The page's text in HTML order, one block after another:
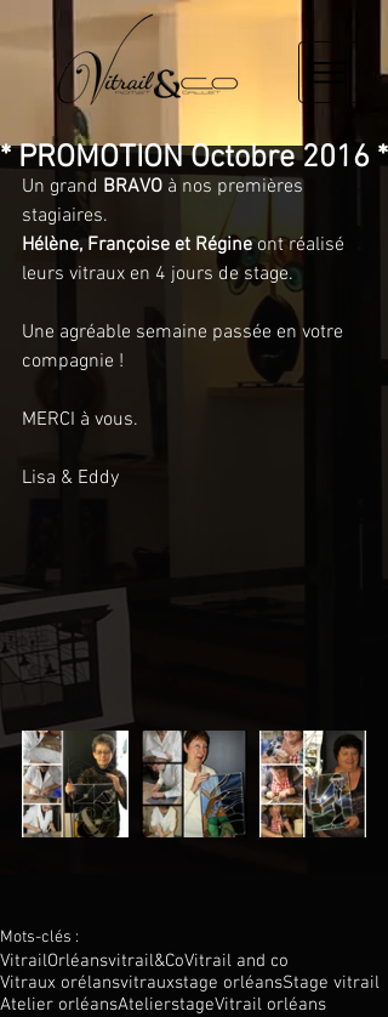
* PROMOTION Octobre 2016 *
Un grand BRAVO à nos premières
stagiaires.
Hélène, Françoise et Régine ont réalisé
leurs vitraux en 4 jours de stage.
Une agréable semaine passée en votre
compagnie !
MERCI à vous.
Lisa & Eddy
Mots-clés :
VitrailOrléansvitrail&CoVitrail and co
Vitraux orélansvitrauxstage orléansStage vitrail
Atelier orléansAtelierstageVitrail orléans